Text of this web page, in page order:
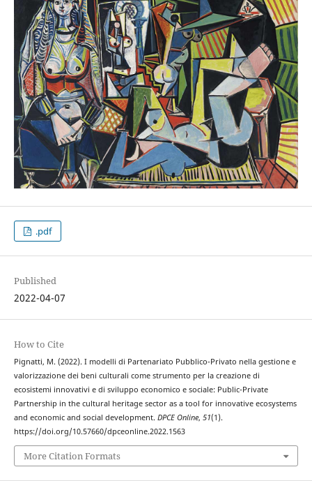
.pdf
Published
2022-04-07
How to Cite
Pignatti, M. (2022). I modelli di Partenariato Pubblico-Privato nella gestione e
valorizzazione dei beni culturali come strumento per la creazione di
ecosistemi innovativi e di sviluppo economico e sociale: Public-Private
Partnership in the cultural heritage sector as a tool for innovative ecosystems
and economic and social development. DPCE Online, 51(1).
https://doi.org/10.57660/dpceonline.2022.1563
More Citation Formats